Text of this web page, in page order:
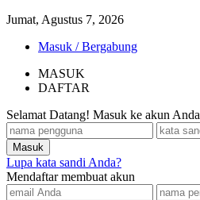
Jumat, Agustus 7, 2026
Masuk / Bergabung
MASUK
DAFTAR
Selamat Datang! Masuk ke akun Anda
Lupa kata sandi Anda?
Mendaftar membuat akun